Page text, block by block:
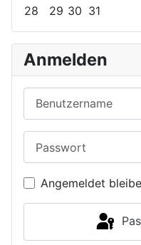
28
29 30 31
Anmelden
Angemeldet